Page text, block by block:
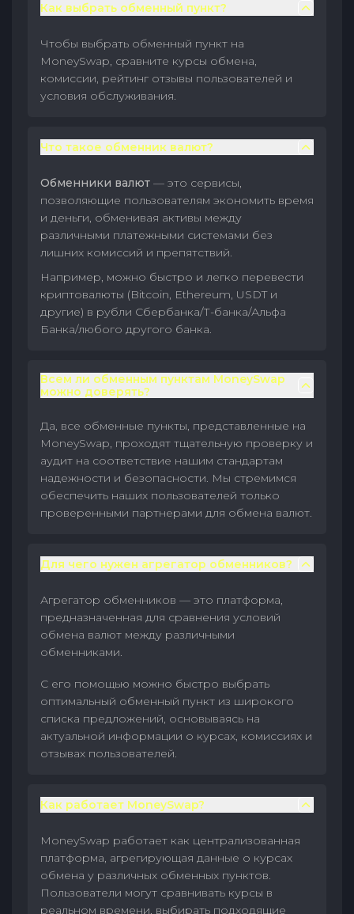
Как выбрать обменный пункт?
Чтобы выбрать обменный пункт на
MoneySwap, сравните курсы обмена,
комиссии, рейтинг отзывы пользователей и
условия обслуживания.
Что такое обменник валют?
Обменники валют — это сервисы,
позволяющие пользователям экономить время
и деньги, обменивая активы между
различными платежными системами без
лишних комиссий и препятствий.
Например, можно быстро и легко перевести
криптовалюты (Bitcoin, Ethereum, USDT и
другие) в рубли Сбербанка/Т-банка/Альфа
Банка/любого другого банка.
Всем ли обменным пунктам MoneySwap
можно доверять?
Да, все обменные пункты, представленные на
MoneySwap, проходят тщательную проверку и
аудит на соответствие нашим стандартам
надежности и безопасности. Мы стремимся
обеспечить наших пользователей только
проверенными партнерами для обмена валют.
Для чего нужен агрегатор обменников?
Агрегатор обменников — это платформа,
предназначенная для сравнения условий
обмена валют между различными
обменниками.
С его помощью можно быстро выбрать
оптимальный обменный пункт из широкого
списка предложений, основываясь на
актуальной информации о курсах, комиссиях и
отзывах пользователей.
Как работает MoneySwap?
MoneySwap работает как централизованная
платформа, агрегирующая данные о курсах
обмена у различных обменных пунктов.
Пользователи могут сравнивать курсы в
реальном времени, выбирать подходящие